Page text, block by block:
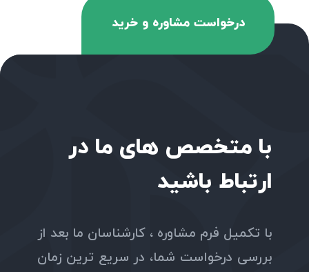
درخواست مشاوره و خرید
با متخصص های ما در
ارتباط باشید
با تکمیل فرم مشاوره ، کارشناسان ما بعد از
بررسی درخواست شما، در سریع ترین زمان